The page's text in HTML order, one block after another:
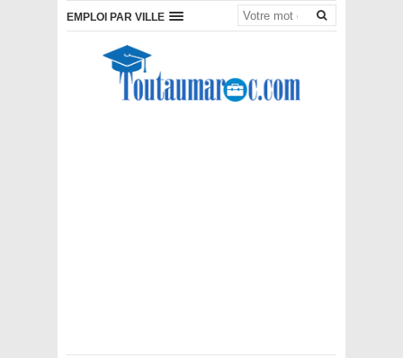
EMPLOI PAR VILLE